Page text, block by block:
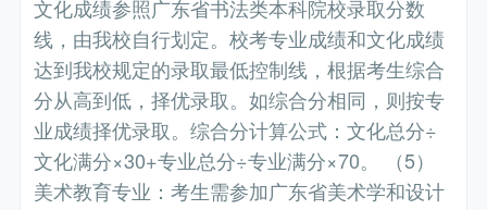
文化成绩参照广东省书法类本科院校录取分数
线，由我校自行划定。校考专业成绩和文化成绩
达到我校规定的录取最低控制线，根据考生综合
分从高到低，择优录取。如综合分相同，则按专
业成绩择优录取。综合分计算公式：文化总分÷
文化满分×30+专业总分÷专业满分×70。 （5）
美术教育专业：考生需参加广东省美术学和设计